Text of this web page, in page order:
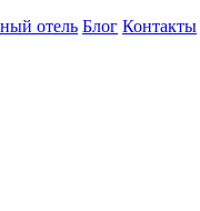
отель Блог Контакты